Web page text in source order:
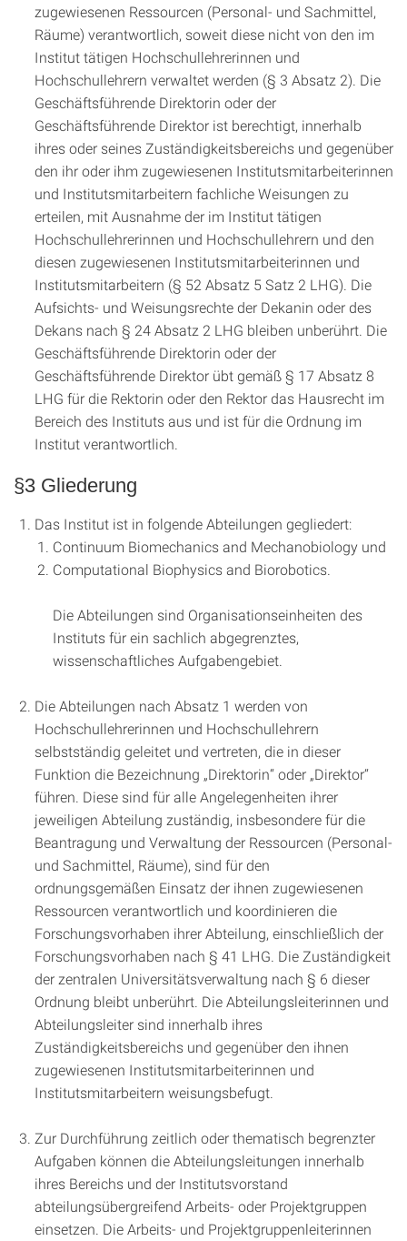
zugewiesenen Ressourcen (Personal- und Sachmittel,
Räume) verantwortlich, soweit diese nicht von den im
Institut tätigen Hochschullehrerinnen und
Hochschullehrern verwaltet werden (§ 3 Absatz 2). Die
Geschäftsführende Direktorin oder der
Geschäftsführende Direktor ist berechtigt, innerhalb
ihres oder seines Zuständigkeitsbereichs und gegenüber
den ihr oder ihm zugewiesenen Institutsmitarbeiterinnen
und Institutsmitarbeitern fachliche Weisungen zu
erteilen, mit Ausnahme der im Institut tätigen
Hochschullehrerinnen und Hochschullehrern und den
diesen zugewiesenen Institutsmitarbeiterinnen und
Institutsmitarbeitern (§ 52 Absatz 5 Satz 2 LHG). Die
Aufsichts- und Weisungsrechte der Dekanin oder des
Dekans nach § 24 Absatz 2 LHG bleiben unberührt. Die
Geschäftsführende Direktorin oder der
Geschäftsführende Direktor übt gemäß § 17 Absatz 8
LHG für die Rektorin oder den Rektor das Hausrecht im
Bereich des Instituts aus und ist für die Ordnung im
Institut verantwortlich.
§3 Gliederung
Das Institut ist in folgende Abteilungen gegliedert:
Continuum Biomechanics and Mechanobiology und
Computational Biophysics and Biorobotics.
Die Abteilungen sind Organisationseinheiten des
Instituts für ein sachlich abgegrenztes,
wissenschaftliches Aufgabengebiet.
Die Abteilungen nach Absatz 1 werden von
Hochschullehrerinnen und Hochschullehrern
selbstständig geleitet und vertreten, die in dieser
Funktion die Bezeichnung „Direktorin“ oder „Direktor“
führen. Diese sind für alle Angelegenheiten ihrer
jeweiligen Abteilung zuständig, insbesondere für die
Beantragung und Verwaltung der Ressourcen (Personal-
und Sachmittel, Räume), sind für den
ordnungsgemäßen Einsatz der ihnen zugewiesenen
Ressourcen verantwortlich und koordinieren die
Forschungsvorhaben ihrer Abteilung, einschließlich der
Forschungsvorhaben nach § 41 LHG. Die Zuständigkeit
der zentralen Universitätsverwaltung nach § 6 dieser
Ordnung bleibt unberührt. Die Abteilungsleiterinnen und
Abteilungsleiter sind innerhalb ihres
Zuständigkeitsbereichs und gegenüber den ihnen
zugewiesenen Institutsmitarbeiterinnen und
Institutsmitarbeitern weisungsbefugt.
Zur Durchführung zeitlich oder thematisch begrenzter
Aufgaben können die Abteilungsleitungen innerhalb
ihres Bereichs und der Institutsvorstand
abteilungsübergreifend Arbeits- oder Projektgruppen
einsetzen. Die Arbeits- und Projektgruppenleiterinnen